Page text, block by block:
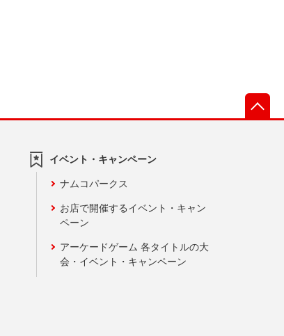
イベント・キャンペーン
ナムコパークス
お店で開催するイベント・キャン
ペーン
アーケードゲーム 各タイトルの大
会・イベント・キャンペーン